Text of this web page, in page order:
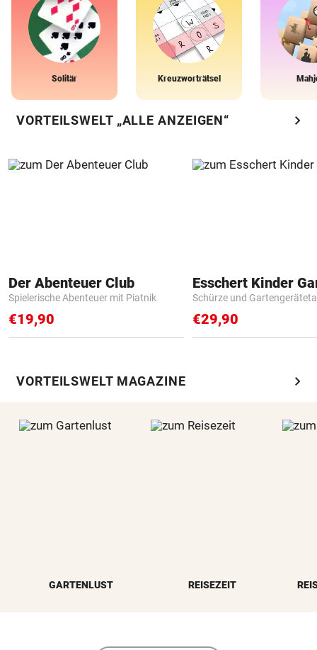
Solitär Kreuzworträtsel
VORTEILSWELT „ALLE ANZEIGEN“ chevron_right
Der Abenteuer Club
Spielerische Abenteuer mit Piatnik
€19,90
Schürze und
€29,90
VORTEILSWELT MAGAZINE chevron_right
GARTENLUST REISEZEIT